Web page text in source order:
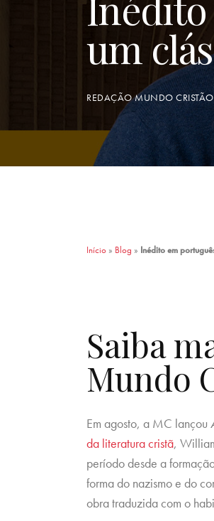
um
REDAÇÃO MUNDO CRISTÃO
Início » Blog » Inédito em
Saiba
Mundo
Em agosto, a MC lançou
da literaturacristã,
período desde a
forma do nazismo e do
obra traduzida com o